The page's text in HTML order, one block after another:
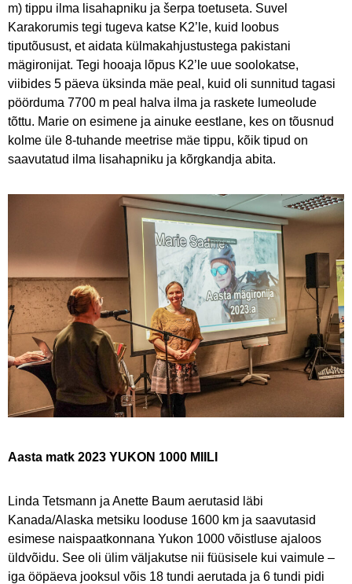
m) tippu ilma lisahapniku ja šerpa toetuseta. Suvel
Karakorumis tegi tugeva katse K2’le, kuid loobus
tiputõusust, et aidata külmakahjustustega pakistani
mägironijat. Tegi hooaja lõpus K2’le uue soolokatse,
viibides 5 päeva üksinda mäe peal, kuid oli sunnitud tagasi
pöörduma 7700 m peal halva ilma ja raskete lumeolude
tõttu. Marie on esimene ja ainuke eestlane, kes on tõusnud
kolme üle 8-tuhande meetrise mäe tippu, kõik tipud on
saavutatud ilma lisahapniku ja kõrgkandja abita.
Aasta matk 2023 YUKON 1000 MIILI
Linda Tetsmann ja Anette Baum aerutasid läbi
Kanada/Alaska metsiku looduse 1600 km ja saavutasid
esimese naispaatkonnana Yukon 1000 võistluse ajaloos
üldvõidu. See oli ülim väljakutse nii füüsisele kui vaimule –
iga ööpäeva jooksul võis 18 tundi aerutada ja 6 tundi pidi